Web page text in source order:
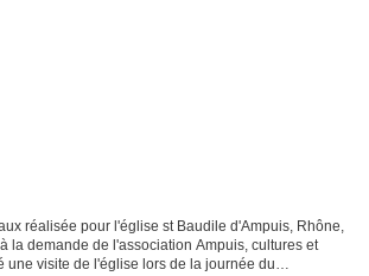
réalisée pour l'église st Baudile d'Ampuis, Rhône,
la demande de l'association Ampuis, cultures et
une visite de l'église lors de la journée du